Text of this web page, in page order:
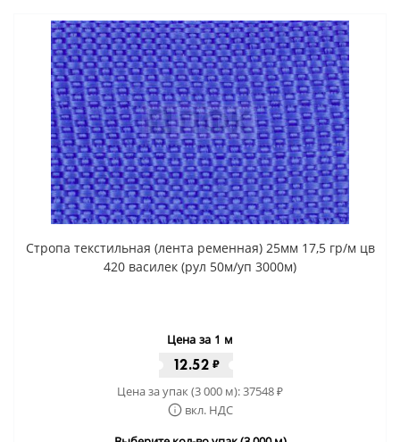
Стропа текстильная (лента ременная) 25мм 17,5 гр/м цв
420 василек (рул 50м/уп 3000м)
Цена за 1 м
12.52 ₽
Цена за упак (3 000 м):37548₽
вкл. НДС